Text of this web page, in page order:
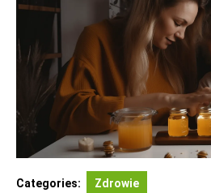
Categories: Zdrowie